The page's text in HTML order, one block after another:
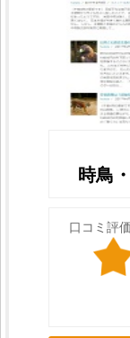
時鳥
口コミ評